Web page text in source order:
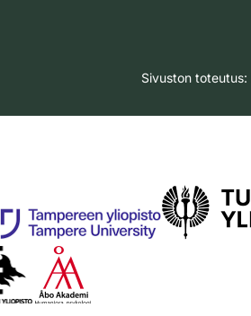
Sivuston toteutus: